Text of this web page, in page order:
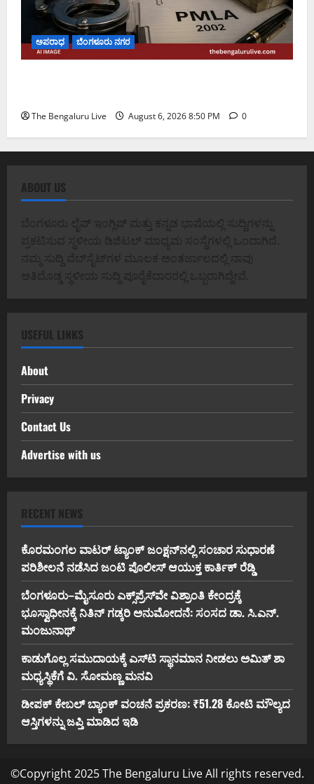
ಅಪರಾಧ ಬೆಂಗಳೂರು ನಗರ
The Bengaluru Live August 6, 2026 8:50 PM 0
ABOUT US
ಬೆಂಗಳೂರು ಲೈವ್ ಇಂಗ್ಲಿಷ್ ಮತ್ತು ಕನ್ನಡ ಭಾಷೆಯಲ್ಲಿ ಸುದ್ದಿಗಳನ್ನು
ಪ್ರಕಟಿಸುವ ಸ್ಥಳೀಯ ಡಿಜಿಟಲ್ ಮಾಧ್ಯಮ ಸಂಸ್ಥೆಗಳಲ್ಲಿ ಒಂದಾಗಿದೆ.
ನಮ್ಮ ಸುದ್ದಿ ವೆಬ್‌ಸೈಟ್‌ಗಳ ಮೂಲಕ ಅಂತರ್ಜಾಲದಲ್ಲಿ ನಾವು
ಅತಿದೊಡ್ಡ ಸ್ಥಳೀಯ ಸುದ್ದಿ ಪೂರೈಕೆದಾರರಲ್ಲಿ ಒಬ್ಬರಾಗಿದ್ದೇವೆ.
USEFUL LINKS
About
Privacy
Contact Us
Advertise with us
RECENT NEWS
ಕೊರಮಂಗಲ ವಾಟರ್ ಟ್ಯಾಂಕ್ ಜಂಕ್ಷನ್‌ನಲ್ಲಿ ಸಂಚಾರ ಸುಧಾರಣೆ
ಪರಿಶೀಲನೆ ನಡೆಸಿದ ಜಂಟಿ ಪೊಲೀಸ್ ಆಯುಕ್ತ ಕಾರ್ತಿಕ್ ರೆಡ್ಡಿ
ಬೆಂಗಳೂರು–ಮೈಸೂರು ಎಕ್ಸ್‌ಪ್ರೆಸ್‌ವೇ ವಿಶ್ರಾಂತಿ ಕೇಂದ್ರಕ್ಕೆ
ಭೂಸ್ವಾಧೀನಕ್ಕೆ ನಿತಿನ್ ಗಡ್ಕರಿ ಅನುಮೋದನೆ: ಸಂಸದ ಡಾ. ಸಿ.ಎನ್.
ಮಂಜುನಾಥ್
ಕಾಡುಗೊಲ್ಲ ಸಮುದಾಯಕ್ಕೆ ಎಸ್‌ಟಿ ಸ್ಥಾನಮಾನ ನೀಡಲು ಅಮಿತ್ ಶಾ
ಮಧ್ಯಸ್ಥಿಕೆಗೆ ವಿ. ಸೋಮಣ್ಣ ಮನವಿ
ಡೀಪಕ್ ಕೇಬಲ್ ಬ್ಯಾಂಕ್ ವಂಚನೆ ಪ್ರಕರಣ: ₹51.28 ಕೋಟಿ ಮೌಲ್ಯದ
ಆಸ್ತಿಗಳನ್ನು ಜಪ್ತಿ ಮಾಡಿದ ಇಡಿ
©Copyright 2025 The Bengaluru Live All rights reserved.